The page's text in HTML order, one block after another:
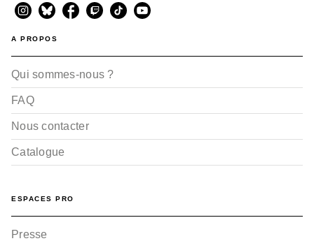
A PROPOS
Qui sommes-nous ?
FAQ
Nous contacter
Catalogue
ESPACES PRO
Presse